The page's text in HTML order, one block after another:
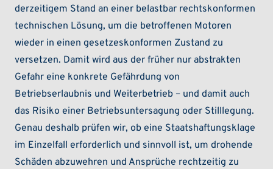
derzeitigem Stand an einer belastbar rechtskonformen
technischen Lösung, um die betroffenen Motoren
wieder in einen gesetzeskonformen Zustand zu
versetzen. Damit wird aus der früher nur abstrakten
Gefahr eine konkrete Gefährdung von
Betriebserlaubnis und Weiterbetrieb – und damit auch
das Risiko einer Betriebsuntersagung oder Stilllegung.
Genau deshalb prüfen wir, ob eine Staatshaftungsklage
im Einzelfall erforderlich und sinnvoll ist, um drohende
Schäden abzuwehren und Ansprüche rechtzeitig zu